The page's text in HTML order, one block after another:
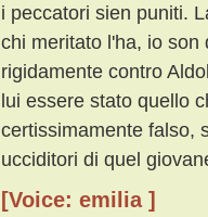
i peccatori sien puniti.
chi meritato l'ha, io
rigidamente contro
lui essere stato quello
certissimamente falso,
ucciditori di quel
[Voice: emilia ]